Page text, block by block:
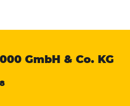
GmbH & Co. KG